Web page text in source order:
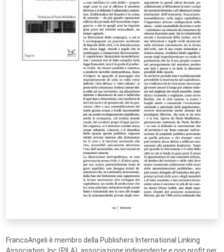
FrancoAngeli è membro della Publishers International Linking
Association, Inc (PILA), associazione indipendente e non profit per